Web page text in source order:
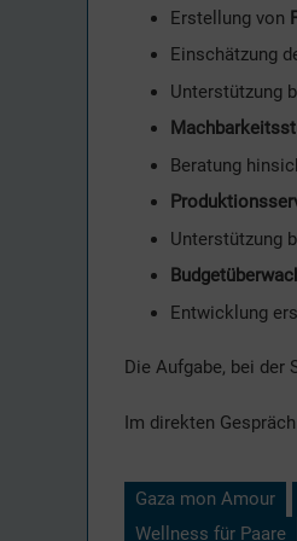
Erstellung von
Einschätzung
Unterstützung
Beratung
Unterstützung
Entwicklung
Die Aufgabe, bei der
Im direkten
Gaza mon Amour
Wellness für Paare